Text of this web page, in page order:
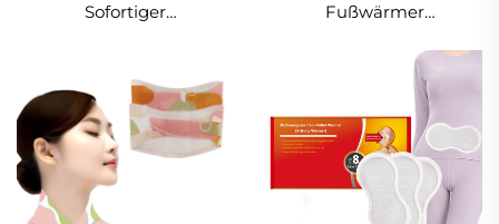
Sofortiger
Handwärmer zum
Befüllen Großhandel
Luftaktivierter
Handwärmer Heizpflaster
Fußwärmer
Einlegesohlen Beheizte
Pads Fußwärmepack
Wintervorbereitung
Langanhaltendes heißes
Pflaster